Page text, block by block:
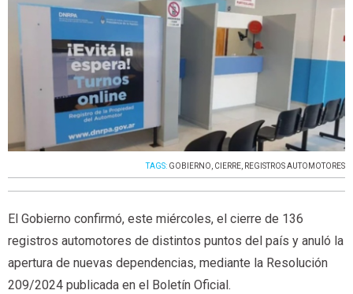
TAGS: GOBIERNO, CIERRE, REGISTROS AUTOMOTORES
El Gobierno confirmó, este miércoles, el cierre de 136
registros automotores de distintos puntos del país y anuló la
apertura de nuevas dependencias, mediante la Resolución
209/2024 publicada en el Boletín Oficial.